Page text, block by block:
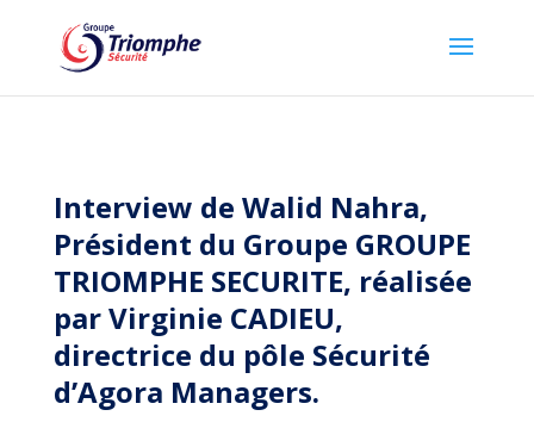
Interview de Walid Nahra,
Président du Groupe GROUPE
TRIOMPHE SECURITE, réalisée
parVirginie CADIEU,
directrice du pôle Sécurité
d’Agora Managers.